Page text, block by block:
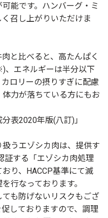
能です。ハンバーグ・ミ
召し上がりいただけま
と比べると、高たんぱく
、エネルギーは半分以下
ロリーの摂りすぎに配慮
力が落ちている方にもお
表2020年版(八訂)」
うエゾシカ肉は、提供す
証する「エゾシカ肉処理
り、HACCP基準にて滅
行なっております。
も防げないリスクもござ
しておりますので、調理